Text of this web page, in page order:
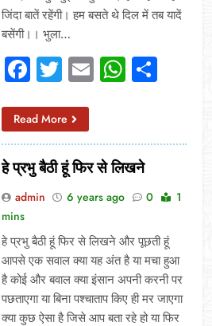
जिंदा बातें रहेंगी। हम बसते थे दिल में तब यादें
बसेंगी।। भुला…
Facebook
Twitter
Email
Read More
हे प्रभु बैठी हूं फिर से लिखने
admin 6 years ago 0
1
mins
हे प्रभु बैठी हूं फिर से लिखने और पूछती हूं
आपसे एक सवाल क्या यह अंत है या मचा हुआ
है कोई और बवाल क्या इंसान अपनी करनी पर
पछताएगा या बिना पश्चाताप किए ही मर जाएगा
क्या कुछ ऐसा है जिसे आप बता रहे हो या फिर